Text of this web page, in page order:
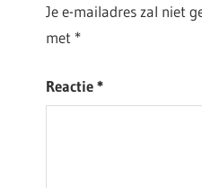
Je e-mailadres zal niet
met *
Reactie*